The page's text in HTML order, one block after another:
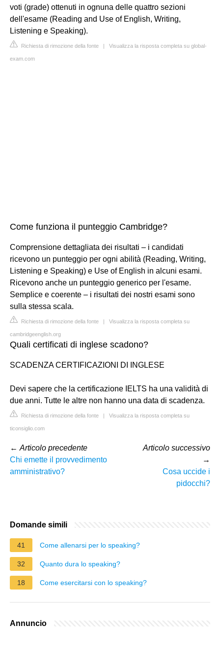
voti (grade) ottenuti in ognuna delle quattro sezioni
dell'esame (Reading and Use of English, Writing,
Listening e Speaking).
Richiesta di rimozione della fonte | Visualizza la risposta completa su global-
exam.com
Come funziona il punteggio Cambridge?
Comprensione dettagliata dei risultati – i candidati
ricevono un punteggio per ogni abilità (Reading, Writing,
Listening e Speaking) e Use of English in alcuni esami.
Ricevono anche un punteggio generico per l'esame.
Semplice e coerente – i risultati dei nostri esami sono
sulla stessa scala.
Richiesta di rimozione della fonte | Visualizza la risposta completa su
cambridgeenglish.org
Quali certificati di inglese scadono?
SCADENZA CERTIFICAZIONI DI INGLESE
Devi sapere che la certificazione IELTS ha una validità di
due anni. Tutte le altre non hanno una data di scadenza.
Richiesta di rimozione della fonte | Visualizza la risposta completa su
ticonsiglio.com
← Articolo precedente
Chi emette il provvedimento
amministrativo?
Articolo successivo
→
Cosa uccide i
pidocchi?
Domande simili
41 Come allenarsi per lo speaking?
32 Quanto dura lo speaking?
18 Come esercitarsi con lo speaking?
Annuncio